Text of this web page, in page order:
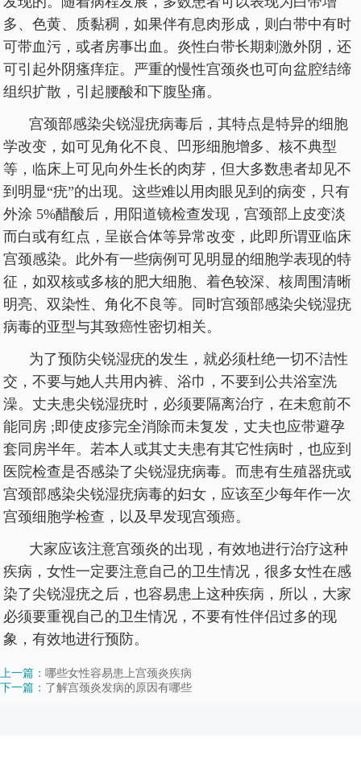
多、色黄、质黏稠，如果伴有息肉形成，则白带中有时
可带血污，或者房事出血。炎性白带长期刺激外阴，还
可引起外阴瘙痒症。严重的慢性宫颈炎也可向盆腔结缔
组织扩散，引起腰酸和下腹坠痛。
宫颈部感染尖锐湿疣病毒后，其特点是特异的细胞
学改变，如可见角化不良、凹形细胞增多、核不典型
等，临床上可见向外生长的肉芽，但大多数患者却见不
到明显“疣”的出现。这些难以用肉眼见到的病变，只有
外涂 5%醋酸后，用阳道镜检查发现，宫颈部上皮变淡
而白或有红点，呈嵌合体等异常改变，此即所谓亚临床
宫颈感染。此外有一些病例可见明显的细胞学表现的特
征，如双核或多核的肥大细胞、着色较深、核周围清晰
明亮、双染性、角化不良等。同时宫颈部感染尖锐湿疣
病毒的亚型与其致癌性密切相关。
为了预防尖锐湿疣的发生，就必须杜绝一切不洁性
交，不要与她人共用内裤、浴巾，不要到公共浴室洗
澡。丈夫患尖锐湿疣时，必须要隔离治疗，在未愈前不
能同房 ;即使皮疹完全消除而未复发，丈夫也应带避孕
套同房半年。若本人或其丈夫患有其它性病时，也应到
医院检查是否感染了尖锐湿疣病毒。而患有生殖器疣或
宫颈部感染尖锐湿疣病毒的妇女，应该至少每年作一次
宫颈细胞学检查，以及早发现宫颈癌。
大家应该注意宫颈炎的出现，有效地进行治疗这种
疾病，女性一定要注意自己的卫生情况，很多女性在感
染了尖锐湿疣之后，也容易患上这种疾病，所以，大家
必须要重视自己的卫生情况，不要有性伴侣过多的现
象，有效地进行预防。
上一篇： 哪些女性容易患上宫颈炎疾病
下一篇： 了解宫颈炎发病的原因有哪些